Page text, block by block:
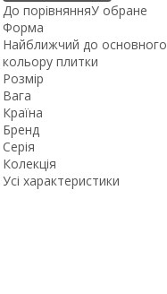
До порівнянняУ обране
Форма
Найближчий до основного
кольору плитки
Розмір
Вага
Країна
Бренд
Серія
Колекція
Усі характеристики